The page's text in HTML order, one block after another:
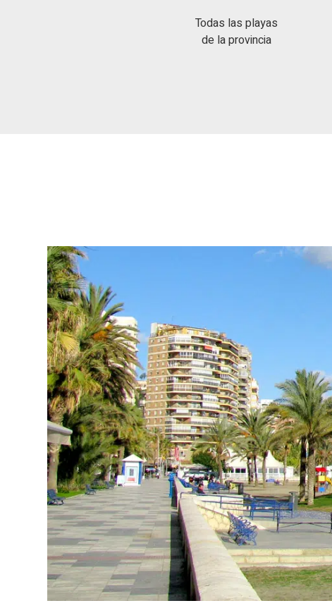
Todas las playas
de la provincia